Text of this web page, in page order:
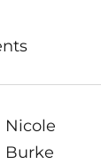
Nicole
Burke